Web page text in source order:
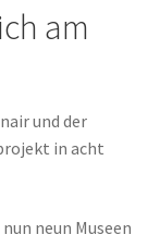
am
und der
in acht
neun Museen